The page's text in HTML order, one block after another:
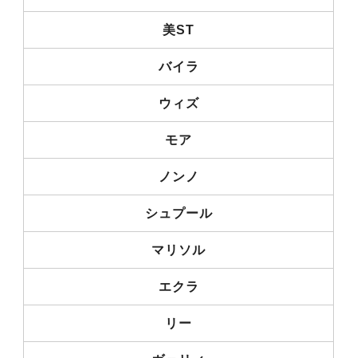
美ST
バイラ
ウィズ
モア
ノンノ
シュプール
マリソル
エクラ
リー